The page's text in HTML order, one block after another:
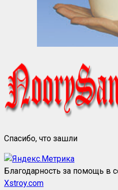
Спасибо, что зашли
Благодарность за помощь в
Xstroy.com